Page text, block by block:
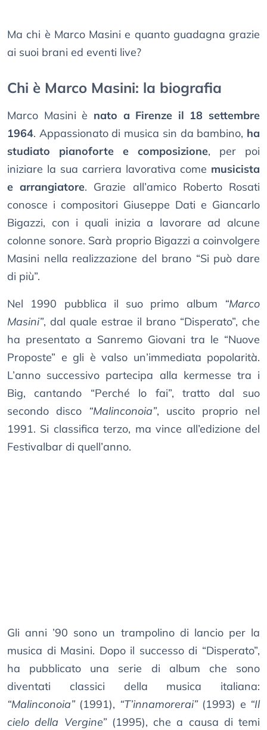
Ma chi è Marco Masini e quanto guadagna grazie
ai suoi brani ed eventi live?
Chi è Marco Masini: la biografia
Marco Masini è nato a Firenze il 18 settembre
1964. Appassionato di musica sin da bambino, ha
studiato pianoforte e composizione, per poi
iniziare la sua carriera lavorativa come musicista
e arrangiatore. Grazie all’amico Roberto Rosati
conosce i compositori Giuseppe Dati e Giancarlo
Bigazzi, con i quali inizia a lavorare ad alcune
colonne sonore. Sarà proprio Bigazzi a coinvolgere
Masini nella realizzazione del brano “Si può dare
di più”.
Nel 1990 pubblica il suo primo album “Marco
Masini”, dal quale estrae il brano “Disperato”, che
ha presentato a Sanremo Giovani tra le “Nuove
Proposte” e gli è valso un’immediata popolarità.
L’anno successivo partecipa alla kermesse tra i
Big, cantando “Perché lo fai”, tratto dal suo
secondo disco “Malinconoia”, uscito proprio nel
1991. Si classifica terzo, ma vince all’edizione del
Festivalbar di quell’anno.
Gli anni ’90 sono un trampolino di lancio per la
musica di Masini. Dopo il successo di “Disperato”,
ha pubblicato una serie di album che sono
diventati classici della musica italiana:
“Malinconoia”(1991), “T’innamorerai”(1993) e “Il
cielo della Vergine”(1995), che a causa di temi